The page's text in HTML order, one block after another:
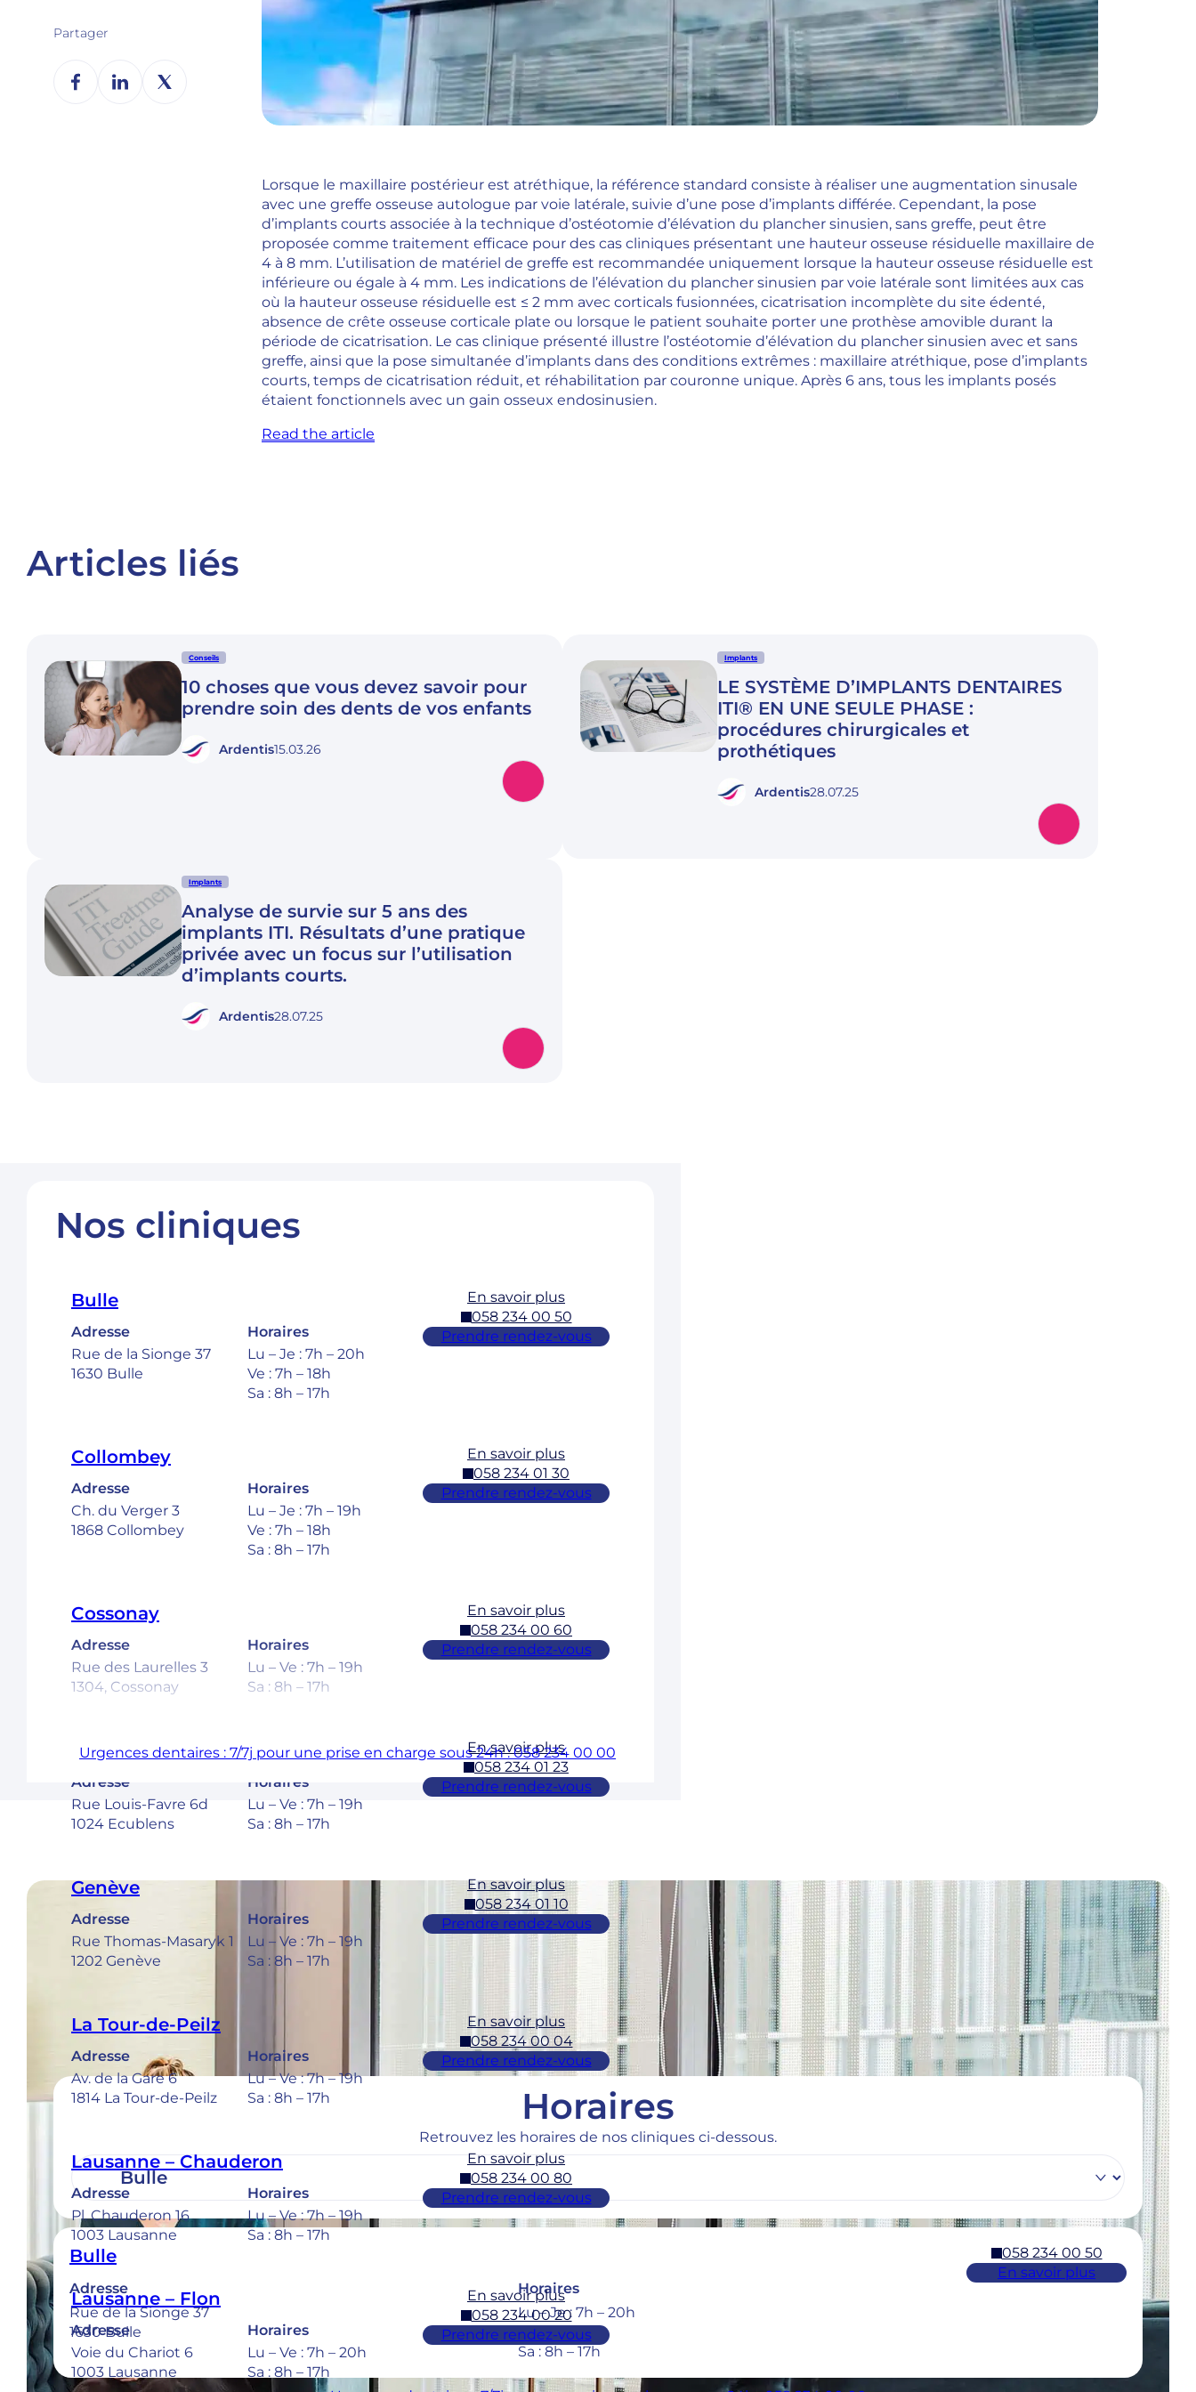
Partager
Lorsque le maxillaire postérieur est atréthique, la référence standard consiste à réaliser une augmentation sinusale
avec une greffe osseuse autologue par voie latérale, suivie d’une pose d’implants différée. Cependant, la pose
d’implants courts associée à la technique d’ostéotomie d’élévation du plancher sinusien, sans greffe, peut être
proposée comme traitement efficace pour des cas cliniques présentant une hauteur osseuse résiduelle maxillaire de
4 à 8 mm. L’utilisation de matériel de greffe est recommandée uniquement lorsque la hauteur osseuse résiduelle est
inférieure ou égale à 4 mm. Les indications de l’élévation du plancher sinusien par voie latérale sont limitées aux cas
où la hauteur osseuse résiduelle est ≤ 2 mm avec corticals fusionnées, cicatrisation incomplète du site édenté,
absence de crête osseuse corticale plate ou lorsque le patient souhaite porter une prothèse amovible durant la
période de cicatrisation. Le cas clinique présenté illustre l’ostéotomie d’élévation du plancher sinusien avec et sans
greffe, ainsi que la pose simultanée d’implants dans des conditions extrêmes : maxillaire atréthique, pose d’implants
courts, temps de cicatrisation réduit, et réhabilitation par couronne unique. Après 6 ans, tous les implants posés
étaient fonctionnels avec un gain osseux endosinusien.
Read the article
Articles liés
Conseils
10 choses que vous devez savoir pour
prendre soin des dents de vos enfants
Ardentis15.03.26
Implants
LE SYSTÈME D’IMPLANTS DENTAIRES
ITI® EN UNE SEULE PHASE :
procédures chirurgicales et
prothétiques
Ardentis28.07.25
Implants
Analyse de survie sur 5 ans des
implants ITI. Résultats d’une pratique
privée avec un focus sur l’utilisation
d’implants courts.
Ardentis28.07.25
Nos cliniques
Bulle
Adresse
Rue de la Sionge 37
1630 Bulle
Horaires
Lu – Je : 7h – 20h
Ve : 7h – 18h
Sa : 8h – 17h
En savoir plus
058 234 00 50
Prendre rendez-vous
Collombey
Adresse
Ch. du Verger 3
1868 Collombey
Horaires
Lu – Je : 7h – 19h
Ve : 7h – 18h
Sa : 8h – 17h
En savoir plus
058 234 01 30
Prendre rendez-vous
Cossonay
Adresse
Rue des Laurelles 3
1304, Cossonay
Horaires
Lu – Ve : 7h – 19h
Sa : 8h – 17h
En savoir plus
058 234 00 60
Prendre rendez-vous
Ecublens – EPFL
Adresse
Rue Louis-Favre 6d
1024 Ecublens
Horaires
Lu – Ve : 7h – 19h
Sa : 8h – 17h
En savoir plus
058 234 01 23
Prendre rendez-vous
Genève
Adresse
Rue Thomas-Masaryk 1
1202 Genève
Horaires
Lu – Ve : 7h – 19h
Sa : 8h – 17h
En savoir plus
058 234 01 10
Prendre rendez-vous
La Tour-de-Peilz
Adresse
Av. de la Gare 6
1814 La Tour-de-Peilz
Horaires
Lu – Ve : 7h – 19h
Sa : 8h – 17h
En savoir plus
058 234 00 04
Prendre rendez-vous
Lausanne – Chauderon
Adresse
Pl. Chauderon 16
1003 Lausanne
Horaires
Lu – Ve : 7h – 19h
Sa : 8h – 17h
En savoir plus
058 234 00 80
Prendre rendez-vous
Lausanne – Flon
Adresse
Voie du Chariot 6
1003 Lausanne
Horaires
Lu – Ve : 7h – 20h
Sa : 8h – 17h
En savoir plus
058 234 00 20
Prendre rendez-vous
Urgences dentaires : 7/7j pour une prise en charge sous 24h : 058 234 00 00
Horaires
Retrouvez les horaires de nos cliniques ci-dessous.
Bulle
Adresse
Rue de la Sionge 37
1630 Bulle
Horaires
Lu – Je : 7h – 20h
Ve : 7h – 18h
Sa : 8h – 17h
058 234 00 50
En savoir plus